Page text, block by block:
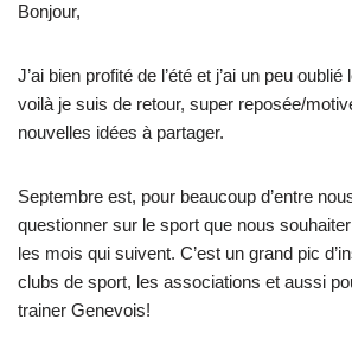
Bonjour,
J’ai bien profité de l’été et j’ai un peu
voilà je suis de retour, super reposée/
nouvelles idées à partager.
Septembre est, pour beaucoup d’entre
questionner sur le sport que nous
les mois qui suivent. C’est un grand pic
clubs de sport, les associations et aussi
trainer Genevois!